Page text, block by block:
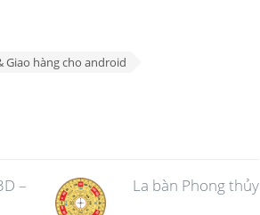
hàng cho android
– La bàn Phong thủy